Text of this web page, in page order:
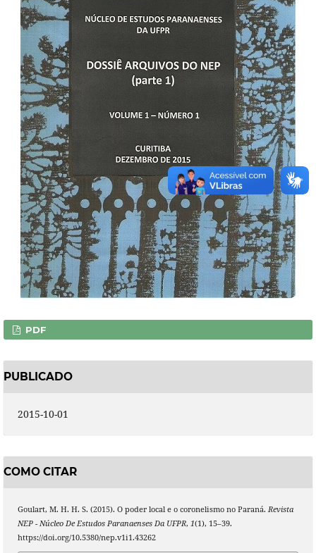
PDF
PUBLICADO
2015-10-01
COMO CITAR
Goulart, M. H. H. S. (2015). O poder local e o coronelismo no Paraná. Revista
NEP - Núcleo De Estudos Paranaenses Da UFPR, 1(1), 15–39.
https://doi.org/10.5380/nep.v1i1.43262